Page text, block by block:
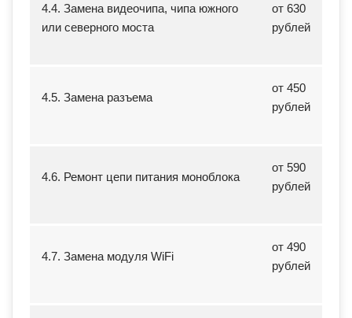
4.4. Замена видеочипа, чипа южного
или северного моста
от 630
рублей
4.5. Замена разъема
от 450
рублей
4.6. Ремонт цепи питания моноблока
от 590
рублей
4.7. Замена модуля WiFi
от 490
рублей